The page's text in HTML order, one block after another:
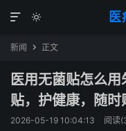


新闻  正文
医用无菌贴怎么
贴，护健康，随时
2026-05-19 10:04:13 阅读(